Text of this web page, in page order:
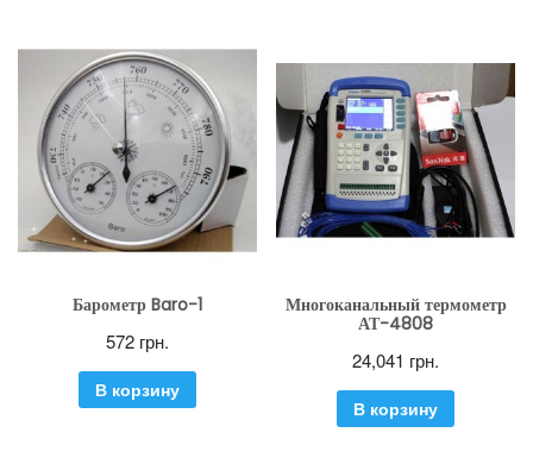
Барометр Baro-1
572 грн.
В корзину
Многоканальный термометр
АТ-4808
24,041 грн.
В корзину